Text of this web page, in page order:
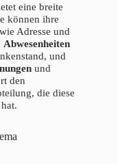
eine breite
können ihre
Adresse und
Abwesenheiten
und
und
den
die diese